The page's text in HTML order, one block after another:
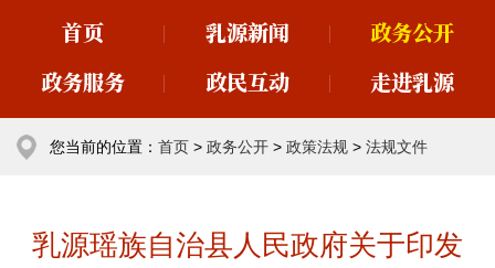
首页 乳源新闻
政务公开
政务服务
政民互动 走进乳源
您当前的位置： 首页 > 政务公开 > 政策法规 > 法规文件
乳源瑶族自治县人民政府关于印发